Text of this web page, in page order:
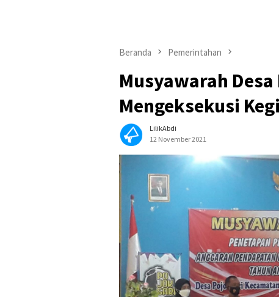
Beranda Pemerintahan
Musyawarah
Mengeksekusi
LilikAbdi
12 November 2021